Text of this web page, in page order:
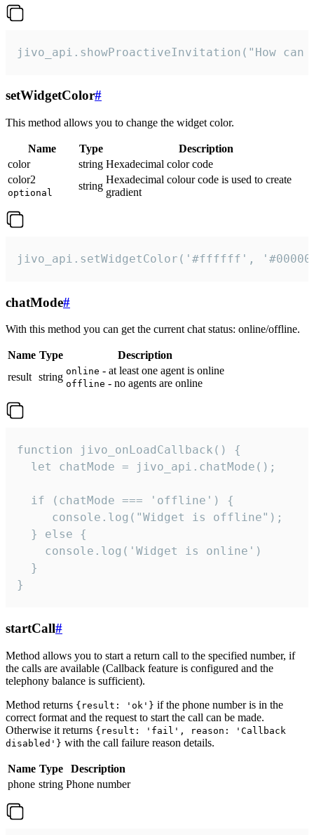
jivo_api.showProactiveInvitation("How
setWidgetColor#
This method allows you to change the widget color.
Name Type
Description
color
string Hexadecimal color code
color2
optional
string
Hexadecimal colour code is used to create
gradient
jivo_api.setWidgetColor('#ffffff',
chatMode#
With this method you can get the current chat status: online/offline.
Name Type
Description
result string online - at least one agent is online
offline - no agents are online
function jivo_onLoadCallback() {
  let chatMode = jivo_api.chatMode();
  if (chatMode === 'offline') {
     console.log("Widget is offline");
  } else {
    console.log('Widget is online')
  }
}
startCall#
Method allows you to start a return call to the specified number, if
the calls are available (Callback feature is configured and the
telephony balance is sufficient).
Method returns {result: 'ok'} if the phone number is in the
correct format and the request to start the call can be made.
Otherwise it returns {result: 'fail', reason: 'Callback
disabled'} with the call failure reason details.
Name Type
Description
phone string Phone number